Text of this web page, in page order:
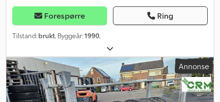
Forespørre Ring
Tilstand: brukt, Byggeår:1990,
Annonse